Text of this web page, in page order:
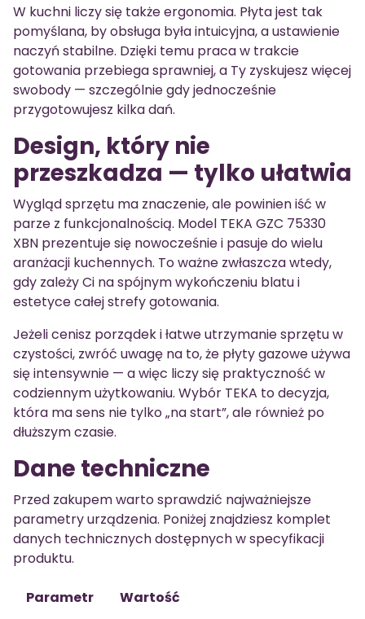
W kuchni liczy się także ergonomia. Płyta jest tak
pomyślana, by obsługa była intuicyjna, a ustawienie
naczyń stabilne. Dzięki temu praca w trakcie
gotowania przebiega sprawniej, a Ty zyskujesz więcej
swobody — szczególnie gdy jednocześnie
przygotowujesz kilka dań.
Design, który nie
przeszkadza — tylko ułatwia
Wygląd sprzętu ma znaczenie, ale powinien iść w
parze z funkcjonalnością. Model TEKA GZC 75330
XBN prezentuje się nowocześnie i pasuje do wielu
aranżacji kuchennych. To ważne zwłaszcza wtedy,
gdy zależy Ci na spójnym wykończeniu blatu i
estetyce całej strefy gotowania.
Jeżeli cenisz porządek i łatwe utrzymanie sprzętu w
czystości, zwróć uwagę na to, że płyty gazowe używa
się intensywnie — a więc liczy się praktyczność w
codziennym użytkowaniu. Wybór TEKA to decyzja,
która ma sens nie tylko „na start”, ale również po
dłuższym czasie.
Dane techniczne
Przed zakupem warto sprawdzić najważniejsze
parametry urządzenia. Poniżej znajdziesz komplet
danych technicznych dostępnych w specyfikacji
produktu.
Parametr Wartość